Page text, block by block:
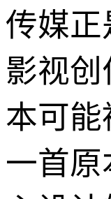
传媒
影视
本可
一首